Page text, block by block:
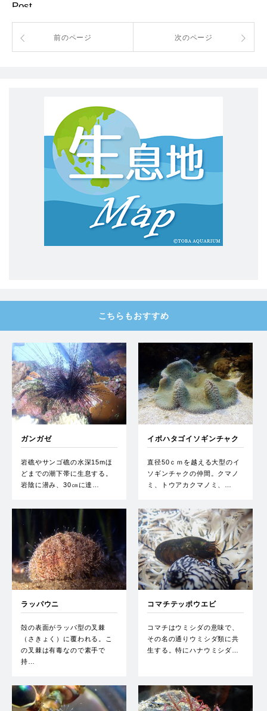
Post
前のページ 次のページ
こちらもおすすめ
ガンガゼ
岩礁やサンゴ礁の水深15mほ
どまでの潮下帯に生息する。
岩陰に潜み、30㎝に達…
イボハタゴイソギンチャク
直径50ｃｍを越える大型のイ
ソギンチャクの仲間。クマノ
ミ、トウアカクマノミ、…
ラッパウニ
殻の表面がラッパ型の叉棘
（さきょく）に覆われる。こ
の叉棘は有毒なので素手で
持…
コマチテッポウエビ
コマチはウミシダの意味で、
その名の通りウミシダ類に共
生する。特にハナウミシダ…